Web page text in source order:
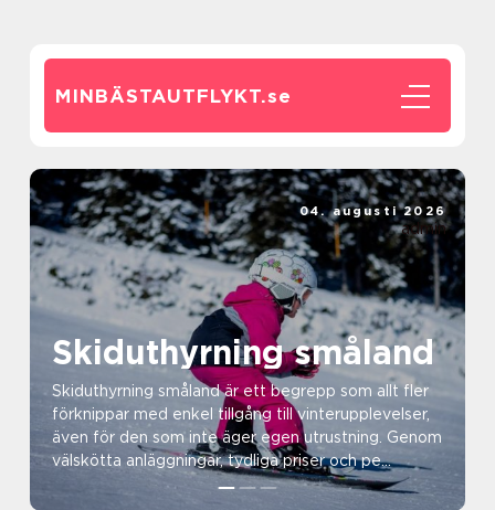
MINBÄSTAUTFLYKT.se
Skiduthyrning småland
Skiduthyrning småland är ett begrepp som allt fler
förknippar med enkel tillgång till vinterupplevelser,
även för den som inte äger egen utrustning. Genom
välskötta anläggningar, tydliga priser och pe...
04. augusti 2026
admin